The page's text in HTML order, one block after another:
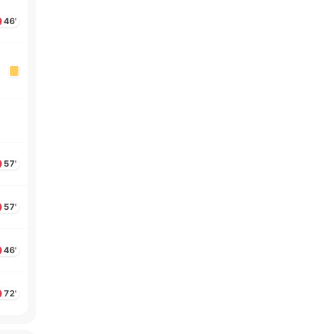
46'
57'
57'
46'
72'